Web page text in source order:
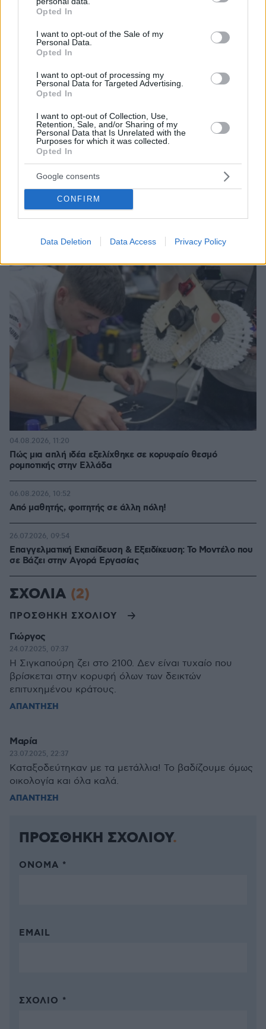
grant or deny consent to Google and its third-party tags to
use your data for below specified purposes in below Google
consent section.
Opted In
I want to opt-out of the Sale of my
Personal Data.
Opted In
I want to opt-out of processing my
Personal Data for Targeted Advertising.
Opted In
I want to opt-out of Collection, Use,
Retention, Sale, and/or Sharing of my
Personal Data that Is Unrelated with the
Purposes for which it was collected.
Opted In
Google consents
CONFIRM
Data Deletion Data Access Privacy Policy
Παγκόσμια πρωταθλήτρια η Ελλάδα στο πόλο γυναικών, 12-
9 την Ουγγαρία στον τελικό της Σιγκαπούρης - Δείτε τα
23.07.2025, 17:44
Thema Insights
Πώς μια απλή ιδέα εξελίχθηκε σε κορυφαίο θεσμό
ρομποτικής στην Ελλάδα
04.08.2026, 11:20
Από μαθητής, φοιτητής σε άλλη πόλη!
06.08.2026, 10:52
Επαγγελματική Εκπαίδευση & Εξειδίκευση: Το Mοντέλο που
σε Bάζει στην Aγορά Eργασίας
26.07.2026, 09:54
ΣΧΟΛΙΑ (2)
ΠΡΟΣΘΗΚΗ ΣΧΟΛΙΟΥ
Γιώργος
24.07.2025, 07:37
Η Σιγκαπούρη ζει στο 2100. Δεν είναι τυχαίο που
βρίσκεται στην κορυφή όλων των δεικτών
επιτυχημένου κράτους.
ΑΠΑΝΤΗΣΗ
Μαρία
23.07.2025, 22:37
Καταξοδεύτηκαν με τα μετάλλια! Το βαδίζουμε όμως
οικολογία και όλα καλά.
ΑΠΑΝΤΗΣΗ
ΠΡΟΣΘΗΚΗ ΣΧΟΛΙΟΥ
ΌΝΟΜΑ *
EMAIL
ΣΧΌΛΙΟ *